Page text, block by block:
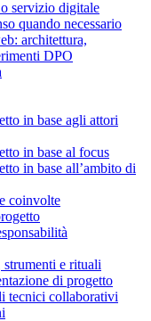
servizio digitale
quando necessario
architettura,
DPO
in base agli attori
in base al focus
in base all’ambito di
coinvolte
e rituali
di progetto
tecnici collaborativi